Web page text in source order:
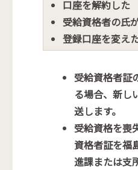
口座を解約した
受給資格者の氏
登録口座を変え
受給資格者証
る場合、新し
送します。
受給資格を喪
資格者証を福
進課または支